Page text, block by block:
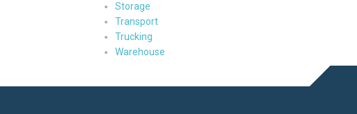
Storage
Transport
Trucking
Warehouse